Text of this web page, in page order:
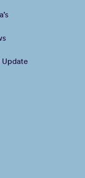
Update